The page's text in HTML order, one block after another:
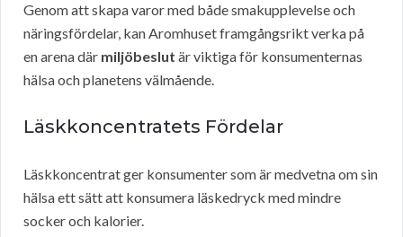
Genom att skapa varor med både smakupplevelse och
näringsfördelar, kan Aromhuset framgångsrikt verka på
en arena där miljöbeslut är viktiga för konsumenternas
hälsa och planetens välmående.
Läskkoncentratets Fördelar
Läskkoncentrat ger konsumenter som är medvetna om sin
hälsa ett sätt att konsumera läskedryck med mindre
socker och kalorier.